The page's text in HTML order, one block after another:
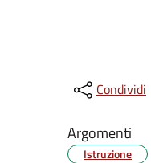
Condividi
Argomenti
Istruzione